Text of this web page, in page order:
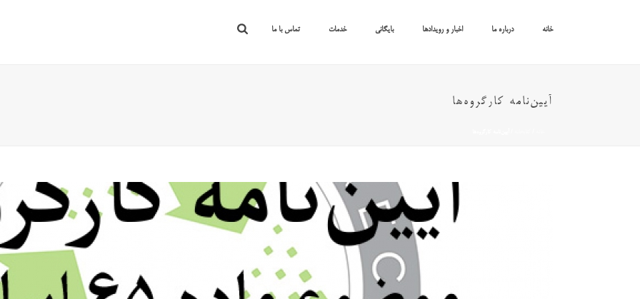
خانه درباره ما اخبار و رویدادها بایگانی خدمات تماس با ما
آیین‌نامه کارگروه‌ها